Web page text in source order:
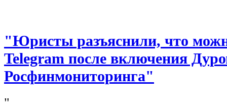
"Юристы разъяснили, что
Telegram после включения
Росфинмониторинга"
"